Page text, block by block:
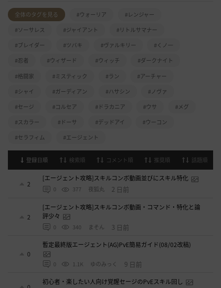
全体のタグを見る #ウォーリア
#レンジャー
#ソーサレス
#ジャイアント
#リトルサマナー
#ブレイダー
#ツバキ #ヴァルキリー
#くノ一
#忍者
#ウィザード #ウィッチ
#ダークナイト
#格闘家
#ミスティック #ラン
#アーチャー
#シャイ
#ガーディアン #ハサシン
#ノヴァ
#セージ
#コルセア #ドラカニア #ウサ
#メグ
#スカラー
#ドーサ #デッドアイ
#ウーコン
#セラフィム
#エージェント
登録日順 検索順 コメント順 推奨順 話題順
2
[エージェント攻略]スキルコンボ動画並びにスキル特化
0 377 夜狐丸 2 日前
2
[エージェント攻略]スキルコンボ動画・コマンド・特化と論
評少々
0 340 まそん 3 日前
0
暫定最終版エージェント(AG)PvE簡易ガイド(08/02改稿)
0 1.1K ゆのみっく 9 日前
初心者・楽したい人向け覚醒セージのPvEスキル回し